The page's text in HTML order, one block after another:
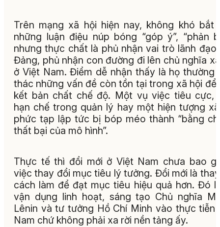
Trên mạng xã hội hiện nay, không khó bắt
những luận điệu núp bóng “góp ý”, “phản
nhưng thực chất là phủ nhận vai trò lãnh đạo
Đảng, phủ nhận con đường đi lên chủ nghĩa
ở Việt Nam. Điểm dễ nhận thấy là họ thường
thác những vấn đề còn tồn tại trong xã hội để
kết bản chất chế độ. Một vụ việc tiêu cực,
hạn chế trong quản lý hay một hiện tượng
phức tạp lập tức bị bóp méo thành “bằng
thất bại của mô hình”.
Thực tế thì đổi mới ở Việt Nam chưa bao
việc thay đổi mục tiêu lý tưởng. Đổi mới là
cách làm để đạt mục tiêu hiệu quả hơn. Đó
vận dụng linh hoạt, sáng tạo Chủ nghĩa
Lênin và tư tưởng Hồ Chí Minh vào thực tiễn
Nam chứ không phải xa rời nền tảng ấy.